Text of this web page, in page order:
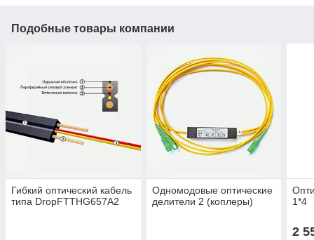
Подобные товары компании
Гибкий оптический кабель
типа DropFTTHG657A2
Одномодовые оптические
делители 2 (коплеры)
1*4
2